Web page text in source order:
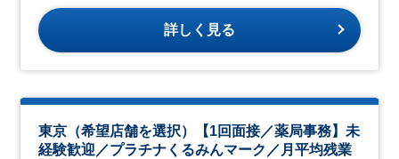
詳しく見る
東京（希望店舗を選択）【1回面接／薬局事務】未
経験歓迎／プラチナくるみんマーク／月平均残業